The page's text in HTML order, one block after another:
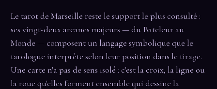
Le tarot de Marseille reste le support le plus consulté :
ses vingt-deux arcanes majeurs — du Bateleur au
Monde — composent un langage symbolique que le
tarologue interprète selon leur position dans le tirage.
Une carte n'a pas de sens isolé : c'est la croix, la ligne ou
la roue qu'elles forment ensemble qui dessine la